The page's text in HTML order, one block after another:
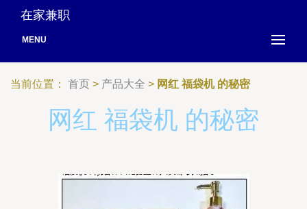
在家兼职
MENU
当前位置： 首页 > 产品大全 > 网红 福袋机 的秘密
网红 福袋机 的秘密